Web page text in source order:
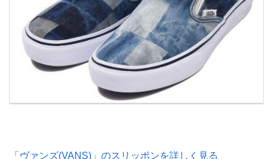
「ヴァンズ(VANS)」のスリッポンを詳しく見る